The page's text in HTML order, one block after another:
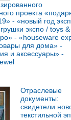
проекта
- «новый год
экспо / toys &
- «houseware
для дома» -
и аксессуары» -
Отраслевые
документы:
свидетели
текстильной